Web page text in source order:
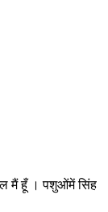
मैं हूँ । पशुओंमें सिंह